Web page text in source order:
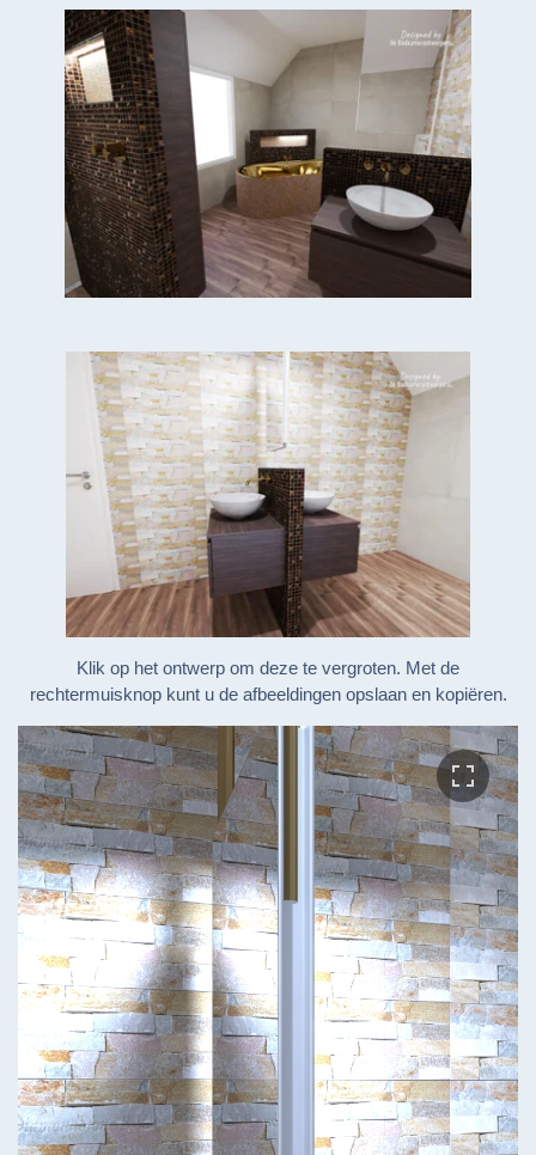
Klik op het ontwerp om deze te vergroten. Met de
rechtermuisknop kunt u de afbeeldingen opslaan en kopiëren.